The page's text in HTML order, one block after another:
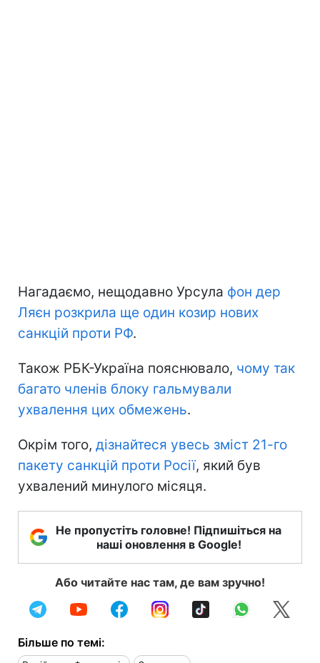
Нагадаємо, нещодавно Урсула фон дер
Ляєн розкрила ще один козир нових
санкцій проти РФ.
Також РБК-Україна пояснювало, чому так
багато членів блоку гальмували
ухвалення цих обмежень.
Окрім того, дізнайтеся увесь зміст 21-го
пакету санкцій проти Росії, який був
ухвалений минулого місяця.
Не пропустіть головне! Підпишіться на
наші оновлення в Google!
Або читайте нас там, де вам зручно!
Більше по темі: